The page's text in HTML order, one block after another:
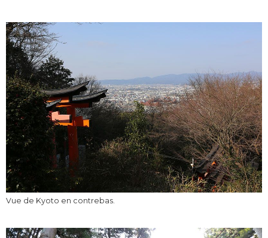
Vue de Kyoto en contrebas.